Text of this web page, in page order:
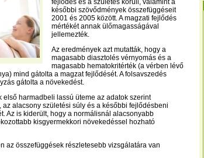
fejlődés és a születés körüli, valamint a
későbbi szövődmények összefüggéseit
2001 és 2005 között. A magzati fejlődés
mértékét annak ülőmagasságával
jellemezték.
Az eredmények azt mutatták, hogy a
magasabb diasztolés vérnyomás és a
magasabb hematokritérték (a vérben lévő
mind gátolta a magzat fejlődését. A folsavszedés
gátolta a növekedést.
első harmadbeli lassú üteme az adatok szerint
alacsony születési súly és a későbbi fejlődésbeni
Az is kiderült, hogy a normálisnál alacsonyabb
kisgyermekkori növekedéssel hozható
az összefüggések részletesebb vizsgálatára van